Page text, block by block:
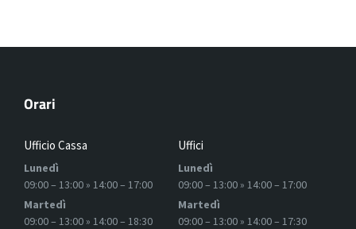
Orari
Ufficio Cassa
Lunedì
09:00 – 13:00 » 14:00 – 17:00
Martedì
09:00 – 13:00 » 14:00 – 18:30
Uffici
Lunedì
09:00 – 13:00 » 14:00 – 17:00
Martedì
09:00 – 13:00 » 14:00 – 17:30